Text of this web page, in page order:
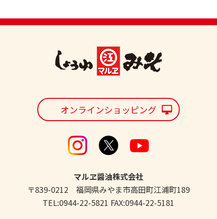
オンラインショッピング
マルヱ醤油株式会社
〒839-0212 福岡県みやま市高田町江浦町189
TEL:0944-22-5821 FAX:0944-22-5181